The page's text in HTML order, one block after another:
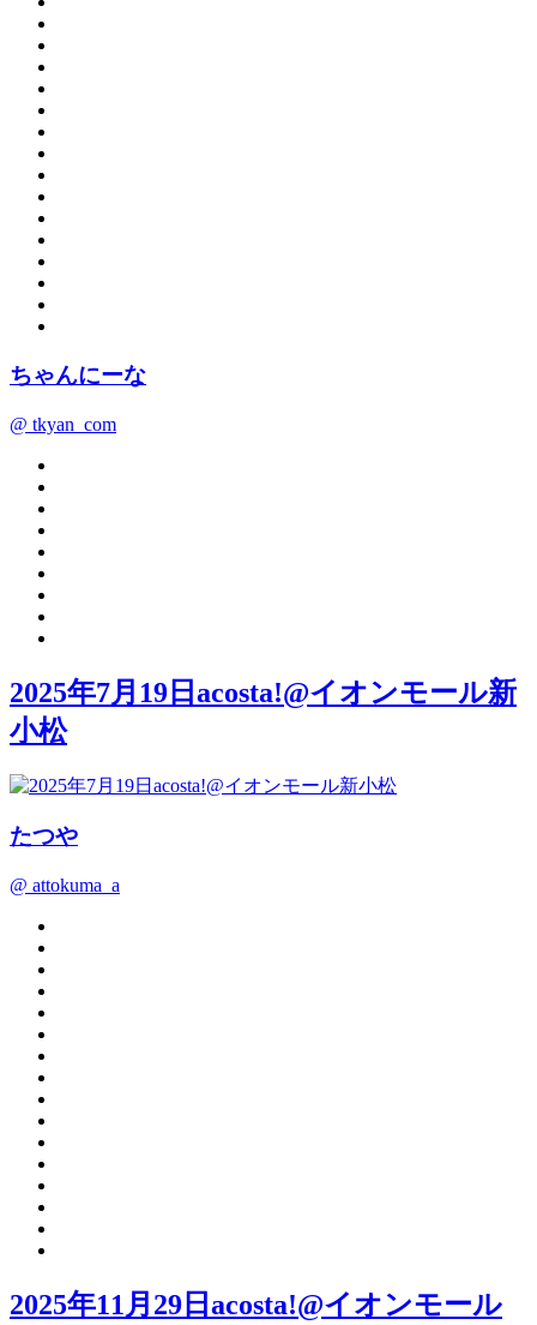
ちゃんにーな
@ tkyan_com
2025年7月19日acosta!@イオンモール新
小松
たつや
@ attokuma_a
2025年11月29日acosta!@イオンモール